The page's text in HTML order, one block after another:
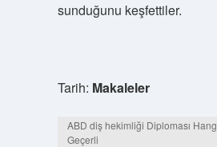
sunduğunu keşfettiler.
Tarih: Makaleler
ABD diş hekimliği Diploması
Geçerli